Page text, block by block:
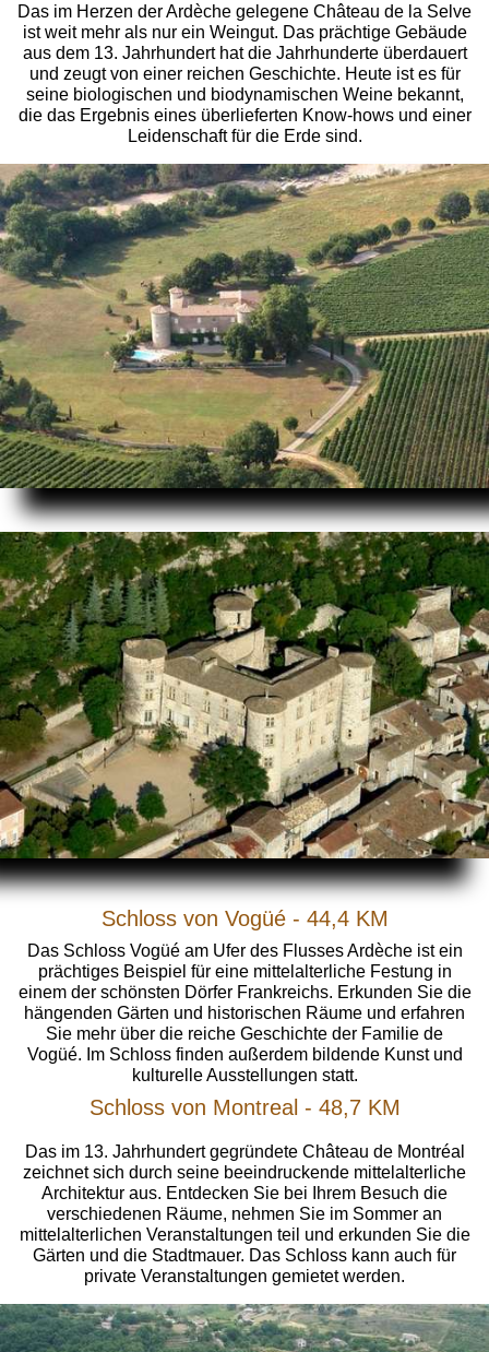
Das im Herzen der Ardèche gelegene Château de la Selve
ist weit mehr als nur ein Weingut. Das prächtige Gebäude
aus dem 13. Jahrhundert hat die Jahrhunderte überdauert
und zeugt von einer reichen Geschichte. Heute ist es für
seine biologischen und biodynamischen Weine bekannt,
die das Ergebnis eines überlieferten Know-hows und einer
Leidenschaft für die Erde sind.
Schloss von Vogüé - 44,4 KM
Das Schloss Vogüé am Ufer des Flusses Ardèche ist ein
prächtiges Beispiel für eine mittelalterliche Festung in
einem der schönsten Dörfer Frankreichs. Erkunden Sie die
hängenden Gärten und historischen Räume und erfahren
Sie mehr über die reiche Geschichte der Familie de
Vogüé. Im Schloss finden außerdem bildende Kunst und
kulturelle Ausstellungen statt.
Schloss von Montreal - 48,7 KM
Das im 13. Jahrhundert gegründete Château de Montréal
zeichnet sich durch seine beeindruckende mittelalterliche
Architektur aus. Entdecken Sie bei Ihrem Besuch die
verschiedenen Räume, nehmen Sie im Sommer an
mittelalterlichen Veranstaltungen teil und erkunden Sie die
Gärten und die Stadtmauer. Das Schloss kann auch für
private Veranstaltungen gemietet werden.